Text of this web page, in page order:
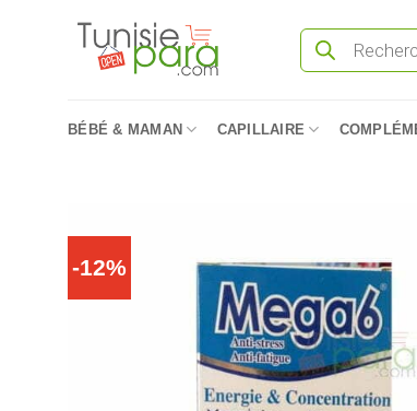
Recherche
produits
BÉBÉ & MAMAN CAPILLAIRE
-12%